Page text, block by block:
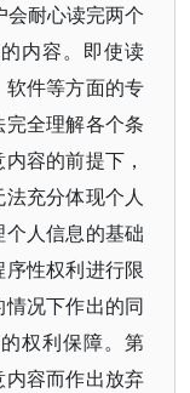
会耐心读完两个
内容。即使读
件等方面的专
全理解各个条
容的前提下，
充分体现个人
人信息的基础
性权利进行限
况下作出的同
权利保障。第
容而作出放弃